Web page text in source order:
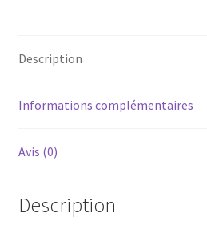
1m30
Description
Informations complémentaires
Avis (0)
Description